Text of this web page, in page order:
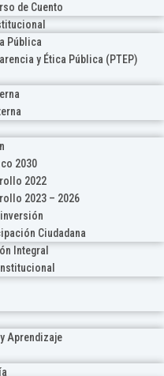
de Cuento
Pública
y Ética Pública (PTEP)
2030
2022
2023 – 2026
Ciudadana
Integral
Aprendizaje